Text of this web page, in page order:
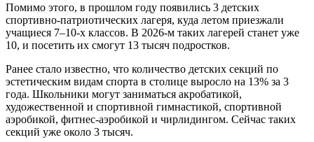
Помимо этого, в прошлом году появились 3 детских
спортивно-патриотических лагеря, куда летом приезжали
учащиеся 7–10-х классов. В 2026-м таких лагерей станет уже
10, и посетить их смогут 13 тысяч подростков.
Ранее стало известно, что количество детских секций по
эстетическим видам спорта в столице выросло на 13% за 3
года. Школьники могут заниматься акробатикой,
художественной и спортивной гимнастикой, спортивной
аэробикой, фитнес-аэробикой и чирлидингом. Сейчас таких
секций уже около 3 тысяч.